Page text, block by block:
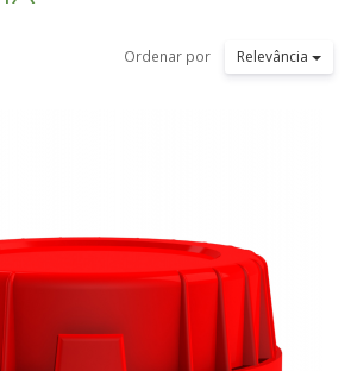
Ordenar por Relevância